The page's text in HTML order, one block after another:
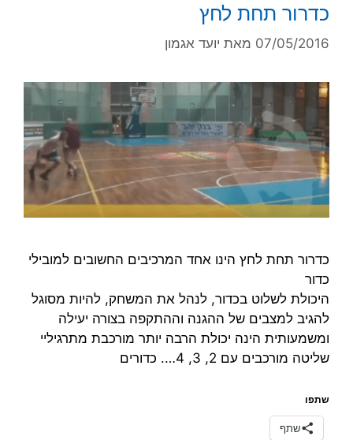
כדרור תחת לחץ
07/05/2016 מאת יועד אגמון
כדרור תחת לחץ הינו אחד המרכיבים החשובים למובילי
כדור
היכולת לשלוט בכדור, לנהל את המשחק, להיות מסוגל
להגיב למצבים של ההגנה וההתקפה בצורה יעילה
ומשמעותית הינה יכולת הרבה יותר מורכבת מתרגיליי
שליטה מורכבים עם 2, 3, 4…. כדורים
שתפו
שתף